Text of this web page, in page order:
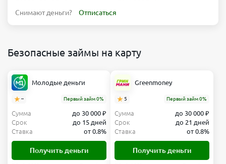
Снимают деньги? Отписаться
Безопасные займы на карту
Молодые деньги
– Первый займ 0%
Сумма
до 30 000 ₽
Срок
до 15 дней
Ставка
от 0.8%
Получить деньги
Greenmoney
5 Первый займ 0%
Сумма
до 30 000 ₽
Срок
до 21 дней
Ставка
от 0.8%
Получить деньги